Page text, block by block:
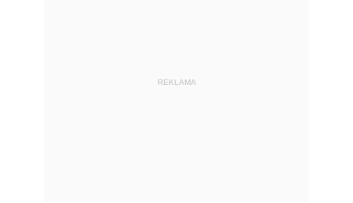
REKLAMA